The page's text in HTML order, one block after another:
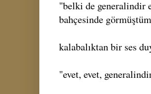
"belki de generalindir
bahçesinde
kalabalıktan bir ses
"evet, evet,